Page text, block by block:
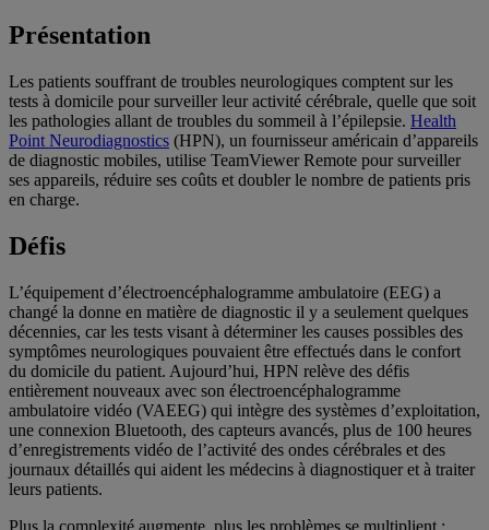
Présentation
Les patients souffrant de troubles neurologiques comptent sur les
tests à domicile pour surveiller leur activité cérébrale, quelle que soit
les pathologies allant de troubles du sommeil à l’épilepsie. Health
Point Neurodiagnostics (HPN), un fournisseur américain d’appareils
de diagnostic mobiles, utilise TeamViewer Remote pour surveiller
ses appareils, réduire ses coûts et doubler le nombre de patients pris
en charge.
Défis
L’équipement d’électroencéphalogramme ambulatoire (EEG) a
changé la donne en matière de diagnostic il y a seulement quelques
décennies, car les tests visant à déterminer les causes possibles des
symptômes neurologiques pouvaient être effectués dans le confort
du domicile du patient. Aujourd’hui, HPN relève des défis
entièrement nouveaux avec son électroencéphalogramme
ambulatoire vidéo (VAEEG) qui intègre des systèmes d’exploitation,
une connexion Bluetooth, des capteurs avancés, plus de 100 heures
d’enregistrements vidéo de l’activité des ondes cérébrales et des
journaux détaillés qui aident les médecins à diagnostiquer et à traiter
leurs patients.
Plus la complexité augmente, plus les problèmes se multiplient :